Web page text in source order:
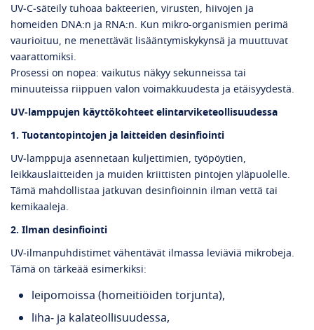
UV‑C‑säteily tuhoaa bakteerien, virusten, hiivojen ja
homeiden DNA:n ja RNA:n. Kun mikro-organismien perimä
vaurioituu, ne menettävät lisääntymiskykynsä ja muuttuvat
vaarattomiksi.
Prosessi on nopea: vaikutus näkyy sekunneissa tai
minuuteissa riippuen valon voimakkuudesta ja etäisyydestä.
UV‑lamppujen käyttökohteet elintarviketeollisuudessa
1. Tuotantopintojen ja laitteiden desinfiointi
UV‑lamppuja asennetaan kuljettimien, työpöytien,
leikkauslaitteiden ja muiden kriittisten pintojen yläpuolelle.
Tämä mahdollistaa jatkuvan desinfioinnin ilman vettä tai
kemikaaleja.
2. Ilman desinfiointi
UV‑ilmanpuhdistimet vähentävät ilmassa leviäviä mikrobeja.
Tämä on tärkeää esimerkiksi:
leipomoissa (homeitiöiden torjunta),
liha‑ ja kalateollisuudessa,